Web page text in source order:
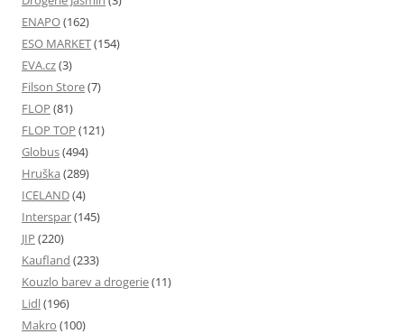
ENAPO(162)
ESO MARKET(154)
EVA.cz(3)
Filson Store(7)
FLOP (81)
FLOP TOP (121)
Globus(494)
Hruška (289)
ICELAND(4)
Interspar(145)
JIP (220)
Kaufland (233)
Kouzlo barev a drogerie(11)
Lidl(196)
Makro (100)